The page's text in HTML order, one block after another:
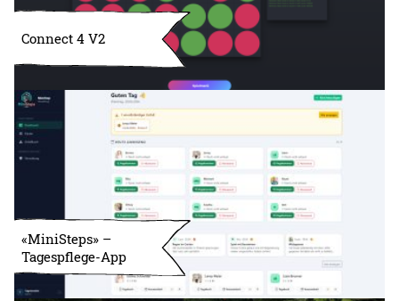
Connect 4 V2
«MiniSteps» –
Tagespflege-App